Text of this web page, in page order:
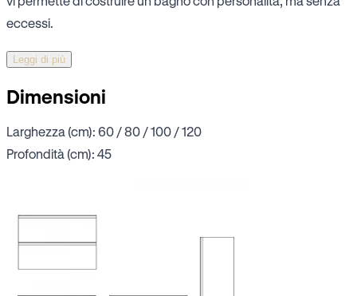
eccessi.
Leggi di più
Dimensioni
Larghezza (cm): 60 / 80 / 100 / 120
Profondità (cm): 45